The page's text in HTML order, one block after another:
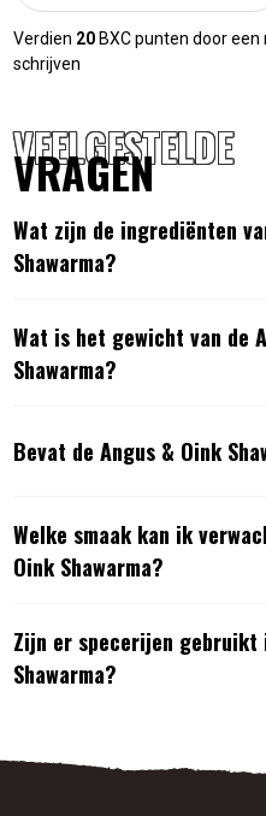
Verdien 20 BXC punten door een
schrijven
VEELGESTELDE
VRAGEN
Wat zijn de ingrediënten
Shawarma?
Wat is het gewicht van de
Shawarma?
Bevat de Angus & Oink
Welke smaak kan ik
Oink Shawarma?
Zijn er specerijen gebruikt
Shawarma?